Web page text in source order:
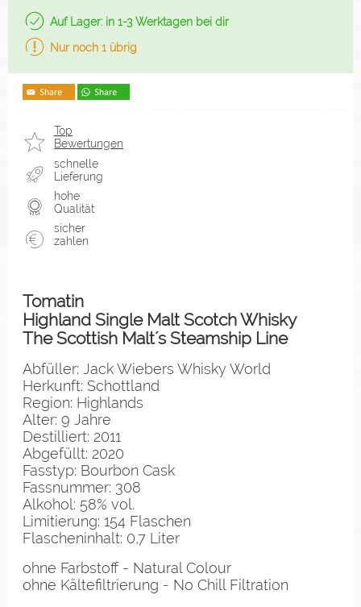
Auf Lager: in 1-3 Werktagen bei dir
Nur noch 1 übrig
Top
Bewertungen
schnelle
Lieferung
hohe
Qualität
sicher
zahlen
Tomatin
Highland Single Malt Scotch Whisky
The Scottish Malt´s Steamship Line
Abfüller: Jack Wiebers Whisky World
Herkunft: Schottland
Region: Highlands
Alter: 9 Jahre
Destilliert: 2011
Abgefüllt: 2020
Fasstyp: Bourbon Cask
Fassnummer: 308
Alkohol: 58% vol.
Limitierung: 154 Flaschen
Flascheninhalt: 0,7 Liter
ohne Farbstoff - Natural Colour
ohne Kältefiltrierung - No Chill Filtration